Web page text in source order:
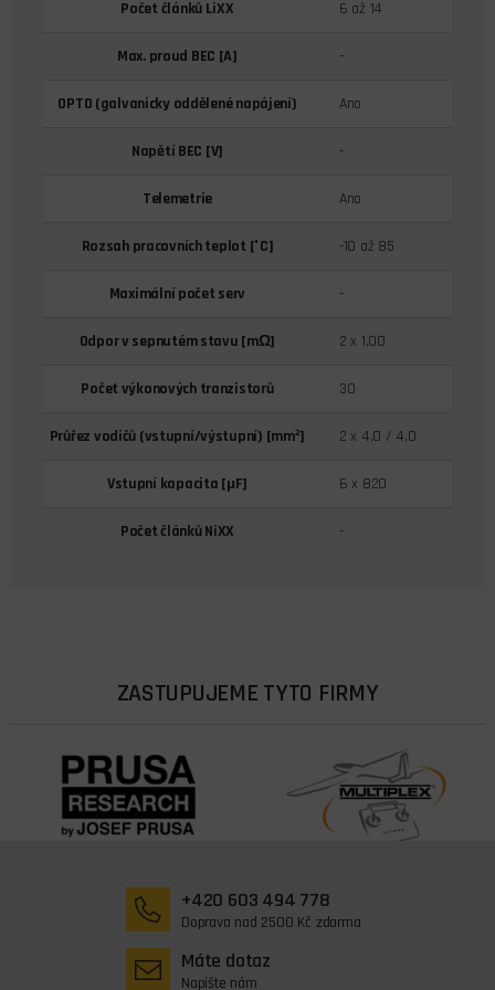
Počet článků LiXX 6 až 14
Max. proud BEC [A] -
OPTO (galvanicky oddělené napájení) Ano
Napětí BEC [V] -
Telemetrie Ano
Rozsah pracovních teplot [°C] -10 až 85
Maximální počet serv -
Odpor v sepnutém stavu [mΩ] 2 x 1,00
Počet výkonových tranzistorů 30
Průřez vodičů (vstupní/výstupní) [mm²] 2 x 4,0 / 4,0
Vstupní kapacita [µF] 6 x 820
Počet článků NiXX -
ZASTUPUJEME TYTO FIRMY
+420 603 494 778
Doprava nad 2500 Kč zdarma
Máte dotaz
Napište nám